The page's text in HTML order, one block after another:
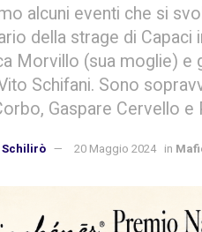
alcuni eventi che si
della strage di Capaci
Morvillo (sua moglie)
Schifani. Sono
Gaspare Cervello e
20 Maggio 2024 in